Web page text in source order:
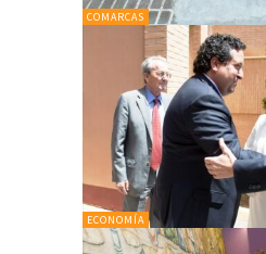
COMARCAS
ECONOMÍA